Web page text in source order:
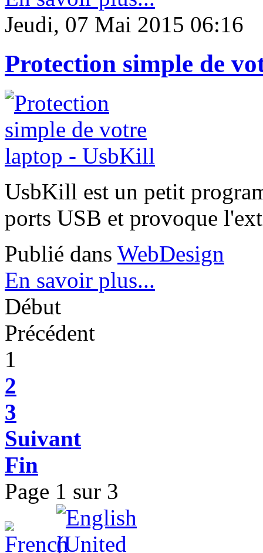
Jeudi, 07 Mai 2015 06:16
Protection simple de
UsbKill est un petit
ports USB et provoque
Publié dans WebDesign
En savoir plus...
Début
Précédent
1
2
3
Suivant
Fin
Page 1 sur 3